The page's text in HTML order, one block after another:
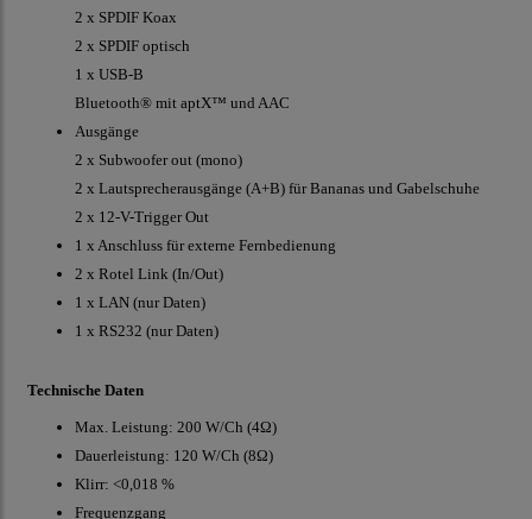
2 x SPDIF Koax
2 x SPDIF optisch
1 x USB-B
Bluetooth® mit aptX™ und AAC
Ausgänge
2 x Subwoofer out (mono)
2 x Lautsprecherausgänge (A+B) für Bananas und Gabelschuhe
2 x 12-V-Trigger Out
1 x Anschluss für externe Fernbedienung
2 x Rotel Link (In/Out)
1 x LAN (nur Daten)
1 x RS232 (nur Daten)
Technische Daten
Max. Leistung: 200 W/Ch (4Ω)
Dauerleistung: 120 W/Ch (8Ω)
Klirr: <0,018 %
Frequenzgang